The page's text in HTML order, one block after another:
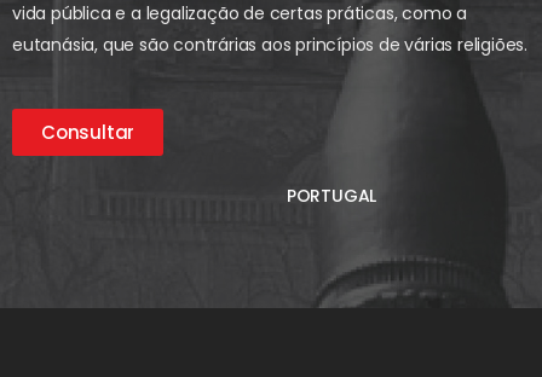
vida pública e a legalização de certas práticas, como a
eutanásia, que são contrárias aos princípios de várias religiões.
Consultar
PORTUGAL